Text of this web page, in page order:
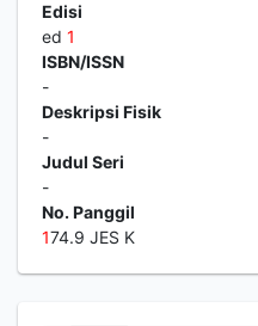
Edisi
ed 1
ISBN/ISSN
-
Deskripsi Fisik
-
Judul Seri
-
No. Panggil
174.9 JES K